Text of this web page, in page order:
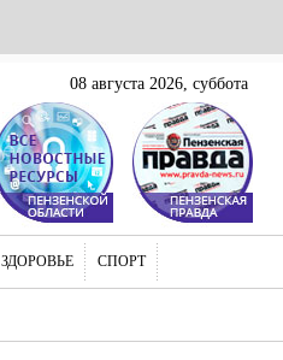
08 августа 2026, суббота
ЗДОРОВЬЕ СПОРТ